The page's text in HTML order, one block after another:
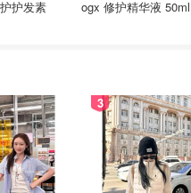
护发素
ogx 修护精华液 50ml
3